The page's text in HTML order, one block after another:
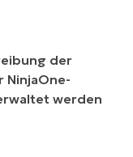
der
NinjaOne-
werden